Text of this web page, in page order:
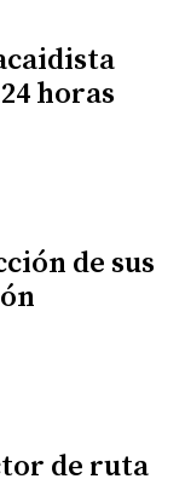
horas
de sus
de ruta